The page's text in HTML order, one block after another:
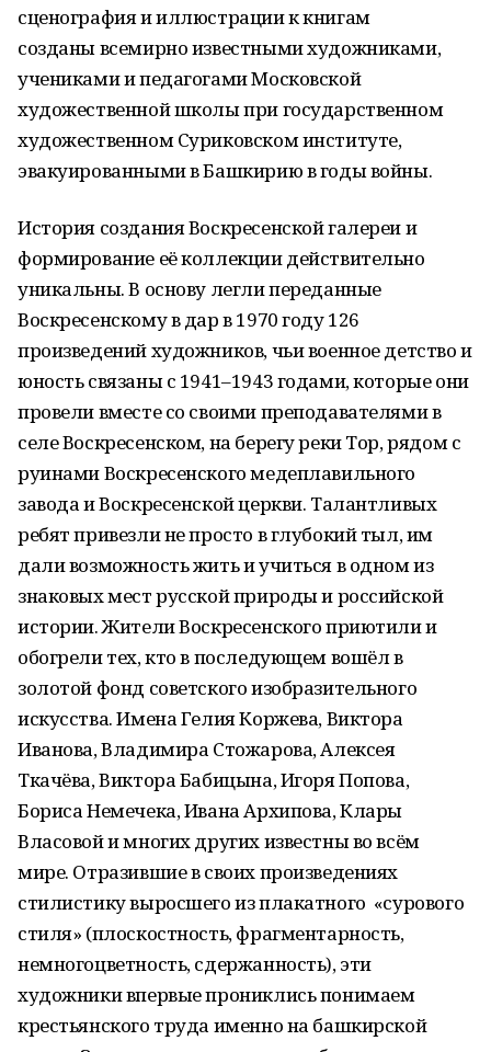
сценография и иллюстрации к книгам
созданы всемирно известными художниками,
учениками и педагогами Московской
художественной школы при государственном
художественном Суриковском институте,
эвакуированными в Башкирию в годы войны.
История создания Воскресенской галереи и
формирование её коллекции действительно
уникальны. В основу легли переданные
Воскресенскому в дар в 1970 году 126
произведений художников, чьи военное детство и
юность связаны с 1941–1943 годами, которые они
провели вместе со своими преподавателями в
селе Воскресенском, на берегу реки Тор, рядом с
руинами Воскресенского медеплавильного
завода и Воскресенской церкви. Талантливых
ребят привезли не просто в глубокий тыл, им
дали возможность жить и учиться в одном из
знаковых мест русской природы и российской
истории. Жители Воскресенского приютили и
обогрели тех, кто в последующем вошёл в
золотой фонд советского изобразительного
искусства. Имена Гелия Коржева, Виктора
Иванова, Владимира Стожарова, Алексея
Ткачёва, Виктора Бабицына, Игоря Попова,
Бориса Немечека, Ивана Архипова, Клары
Власовой и многих других известны во всём
мире. Отразившие в своих произведениях
стилистику выросшего из плакатного «сурового
стиля» (плоскостность, фрагментарность,
немногоцветность, сдержанность), эти
художники впервые прониклись понимаем
крестьянского труда именно на башкирской